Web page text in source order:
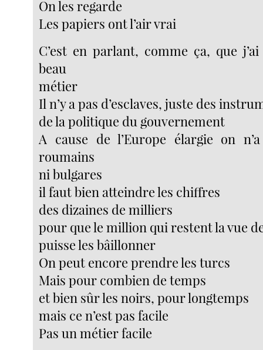
On les regarde
Les papiers ont l’air vrai
C’est en parlant, comme ça, que
beau
métier
Il n’y a pas d’esclaves, juste des
de la politique du gouvernement
A cause de l’Europe élargie on
roumains
ni bulgares
il faut bien atteindre les chiffres
des dizaines de milliers
pour que le million qui restent la vue
puisse les bâillonner
On peut encore prendre les turcs
Mais pour combien de temps
et bien sûr les noirs, pour longtemps
mais ce n’est pas facile
Pas un métier facile